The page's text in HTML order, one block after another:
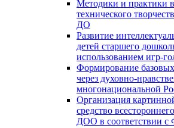
Методики и практики в
технического
ДО
Развитие
детей старшего
использованием игр-
Формирование
через духовно-
многонациональной
Организация
средство
ДОО в соответствии